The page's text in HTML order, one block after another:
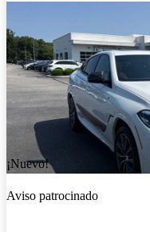
¡Nuevo!
Aviso patrocinado